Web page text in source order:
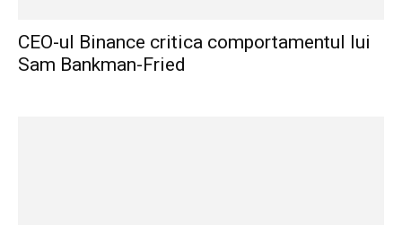
CEO-ul Binance critica comportamentul lui
Sam Bankman-Fried